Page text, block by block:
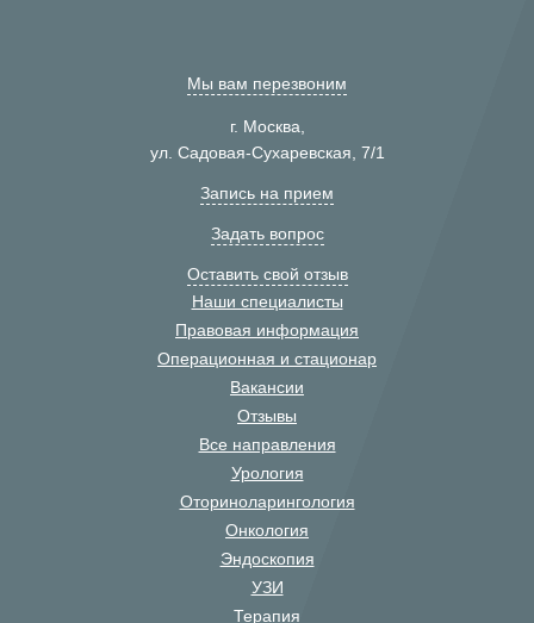
Мы вам перезвоним
г. Москва,
ул. Садовая-Сухаревская, 7/1
Запись на прием
Задать вопрос
Оставить свой отзыв
Наши специалисты
Правовая информация
Операционная и стационар
Вакансии
Отзывы
Все направления
Урология
Оториноларингология
Онкология
Эндоскопия
УЗИ
Терапия